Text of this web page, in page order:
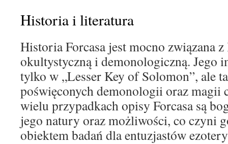
Historia i literatura
Historia Forcasa jest mocno związana
okultystyczną i demonologiczną. Jego
tylko w „Lesser Key of Solomon”, ale
poświęconych demonologii oraz magii
wielu przypadkach opisy Forcasa są
jego natury oraz możliwości, co czyni
obiektem badań dla entuzjastów